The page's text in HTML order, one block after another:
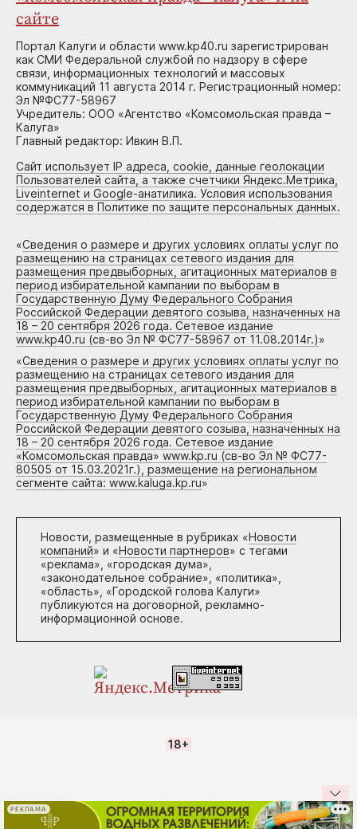
сайте
Портал Калуги и области www.kp40.ru зарегистрирован
как СМИ Федеральной службой по надзору в сфере
связи, информационных технологий и массовых
коммуникаций 11 августа 2014 г. Регистрационный номер:
Эл №ФС77-58967
Учредитель: ООО «Агентство «Комсомольская правда –
Калуга»
Главный редактор: Ивкин В.П.
Сайт использует IP адреса, cookie, данные геолокации
Пользователей сайта, а также счетчики Яндекс.Метрика,
Liveinternet и Google-анатилика. Условия использования
содержатся в Политике по защите персональных данных.
«Сведения о размере и других условиях оплаты услуг по
размещению на страницах сетевого издания для
размещения предвыборных, агитационных материалов в
период избирательной кампании по выборам в
Государственную Думу Федерального Собрания
Российской Федерации девятого созыва, назначенных на
18 – 20 сентября 2026 года. Сетевое издание
www.kp40.ru (св-во Эл № ФС77-58967 от 11.08.2014г.)»
«Сведения о размере и других условиях оплаты услуг по
размещению на страницах сетевого издания для
размещения предвыборных, агитационных материалов в
период избирательной кампании по выборам в
Государственную Думу Федерального Собрания
Российской Федерации девятого созыва, назначенных на
18 – 20 сентября 2026 года. Сетевое издание
«Комсомольская правда» www.kp.ru (св-во Эл № ФС77-
80505 от 15.03.2021г.), размещение на региональном
сегменте сайта: www.kaluga.kp.ru»
Новости, размещенные в рубриках «Новости
компаний» и «Новости партнеров» с тегами
«реклама», «городская дума»,
«законодательное собрание», «политика»,
«область», «Городской голова Калуги»
публикуются на договорной, рекламно-
информационной основе.
18+
РЕКЛАМА